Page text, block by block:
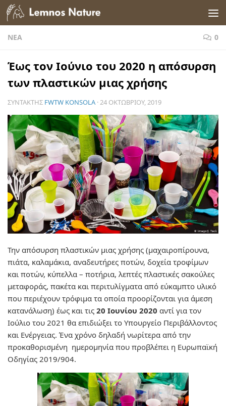
Skip to content
ΝΈΑ 0
Έως τον Ιούνιο του 2020 η απόσυρση
των πλαστικών μιας χρήσης
ΣΥΝΤΆΚΤΗΣ FWTW KONSOLA ·24 ΟΚΤΩΒΡΊΟΥ, 2019
Την απόσυρση πλαστικών μιας χρήσης (μαχαιροπίρουνα,
πιάτα, καλαμάκια, αναδευτήρες ποτών, δοχεία τροφίμων
και ποτών, κύπελλα – ποτήρια, λεπτές πλαστικές σακούλες
μεταφοράς, πακέτα και περιτυλίγματα από εύκαμπτο υλικό
που περιέχουν τρόφιμα τα οποία προορίζονται για άμεση
κατανάλωση) έως και τις 20 Ιουνίου 2020 αντί για τον
Ιούλιο του 2021 θα επιδιώξει το Υπουργείο Περιβάλλοντος
και Ενέργειας. Ένα χρόνο δηλαδή νωρίτερα από την
προκαθορισμένη ημερομηνία που προβλέπει η Ευρωπαϊκή
Οδηγίας 2019/904.